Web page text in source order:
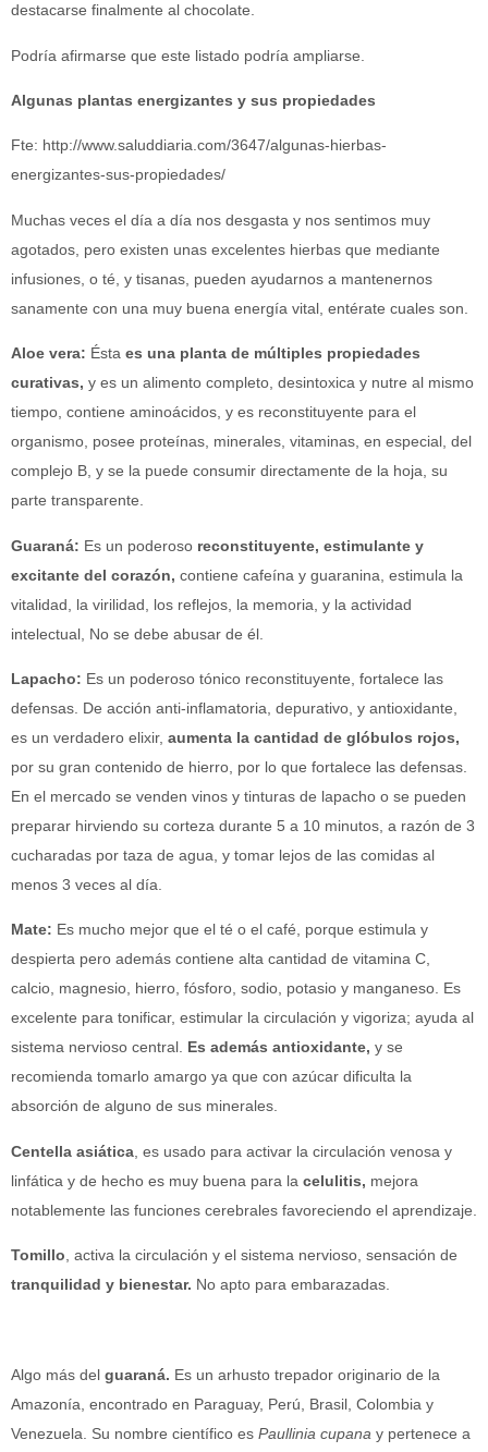
destacarse finalmente al chocolate.
Podría afirmarse que este listado podría ampliarse.
Algunas plantas energizantes y sus propiedades
Fte: http://www.saluddiaria.com/3647/algunas-hierbas-
energizantes-sus-propiedades/
Muchas veces el día a día nos desgasta y nos sentimos muy
agotados, pero existen unas excelentes hierbas que mediante
infusiones, o té, y tisanas, pueden ayudarnos a mantenernos
sanamente con una muy buena energía vital, entérate cuales son.
Aloe vera: Ésta es una planta de múltiples propiedades
curativas, y es un alimento completo, desintoxica y nutre al mismo
tiempo, contiene aminoácidos, y es reconstituyente para el
organismo, posee proteínas, minerales, vitaminas, en especial, del
complejo B, y se la puede consumir directamente de la hoja, su
parte transparente.
Guaraná: Es un poderoso reconstituyente, estimulante y
excitante del corazón, contiene cafeína y guaranina, estimula la
vitalidad, la virilidad, los reflejos, la memoria, y la actividad
intelectual, No se debe abusar de él.
Lapacho: Es un poderoso tónico reconstituyente, fortalece las
defensas. De acción anti-inflamatoria, depurativo, y antioxidante,
es un verdadero elixir, aumenta la cantidad de glóbulos rojos,
por su gran contenido de hierro, por lo que fortalece las defensas.
En el mercado se venden vinos y tinturas de lapacho o se pueden
preparar hirviendo su corteza durante 5 a 10 minutos, a razón de 3
cucharadas por taza de agua, y tomar lejos de las comidas al
menos 3 veces al día.
Mate: Es mucho mejor que el té o el café, porque estimula y
despierta pero además contiene alta cantidad de vitamina C,
calcio, magnesio, hierro, fósforo, sodio, potasio y manganeso. Es
excelente para tonificar, estimular la circulación y vigoriza; ayuda al
sistema nervioso central. Es además antioxidante, y se
recomienda tomarlo amargo ya que con azúcar dificulta la
absorción de alguno de sus minerales.
Centella asiática , es usado para activar la circulación venosa y
linfática y de hecho es muy buena para la celulitis, mejora
notablemente las funciones cerebrales favoreciendo el aprendizaje.
Tomillo , activa la circulación y el sistema nervioso, sensación de
tranquilidad y bienestar. No apto para embarazadas.
Algo más del guaraná. Es un arhusto trepador originario de la
Amazonía, encontrado en Paraguay, Perú, Brasil, Colombia y
Venezuela. Su nombre científico es Paullinia cupana y pertenece a